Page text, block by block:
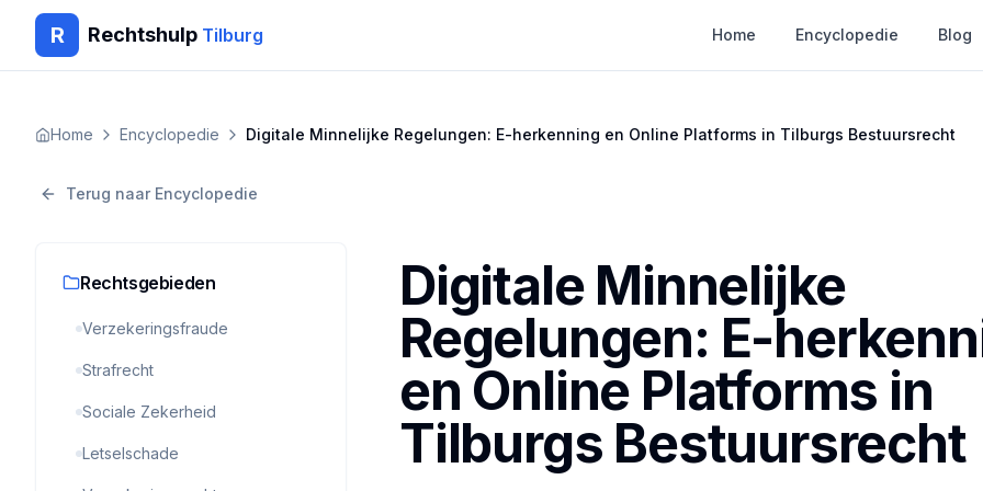
R Rechtshulp Tilburg Home Encyclopedie Blog
Home Encyclopedie Digitale Minnelijke Regelungen: E-herkenning en Online Platforms in Tilburgs Bestuursrecht
Terug naar Encyclopedie
Rechtsgebieden
Verzekeringsfraude
Strafrecht
Sociale Zekerheid
Letselschade
Digitale Minnelijke
Regelungen: E-
en Online Platforms in
Tilburgs Bestuursrecht